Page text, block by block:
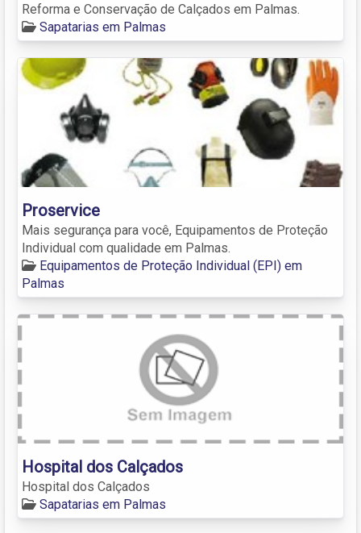
Reforma e Conservação de Calçados em Palmas.
Sapatarias em Palmas
Proservice
Mais segurança para você, Equipamentos de Proteção
Individual com qualidade em Palmas.
Equipamentos de Proteção Individual (EPI) em
Palmas
Hospital dos Calçados
Hospital dos Calçados
Sapatarias em Palmas